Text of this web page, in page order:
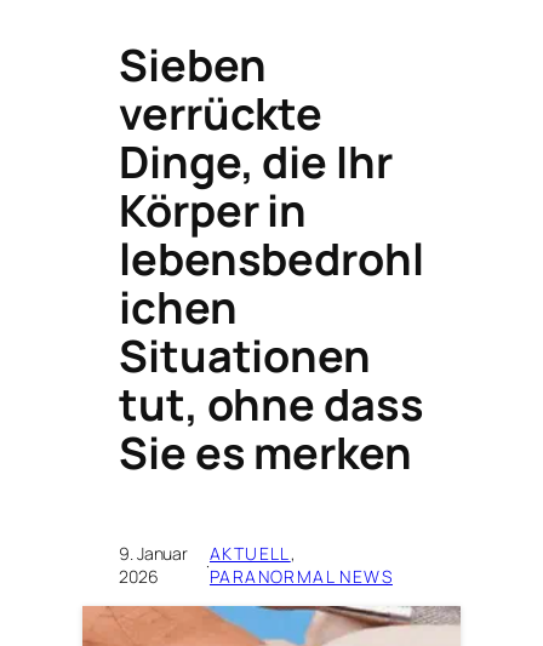
Sieben
verrückte
Dinge, die Ihr
Körper in
lebensbedrohl
ichen
Situationen
tut, ohne dass
Sie es merken
9. Januar
2026
·AKTUELL
PARANORMAL NEWS